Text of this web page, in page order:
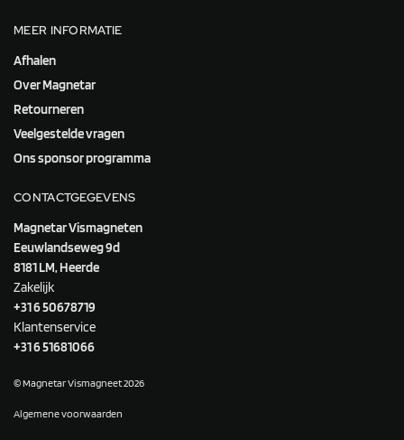
MEER INFORMATIE
Afhalen
Over Magnetar
Retourneren
Veelgestelde vragen
Ons sponsor programma
CONTACTGEGEVENS
Magnetar Vismagneten
Eeuwlandseweg 9d
8181 LM, Heerde
Zakelijk
+31 6 50678719
Klantenservice
+31 6 51681066
© Magnetar Vismagneet 2026
Algemene voorwaarden